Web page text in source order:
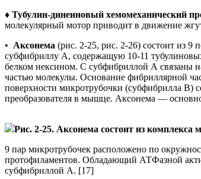
♦ Тубулин-динеиновый хемомеханический
молекулярный мотор приводит в движение
• Аксонема (рис. 2-25, рис. 2-26) состоит из
субфибриллу А, содержащую 10-11
белком нексином. С субфибриллой А связаны
частью молекулы. Основание фибриллярной
поверхности микротрубочки (субфибрилла B)
преобразователя в мышце. Аксонема —
Рис. 2-25. Аксонема состоит из
9 пар микротрубочек расположено по
протофиламентов. Обладающий АТФазной
субфибриллой A. [17]